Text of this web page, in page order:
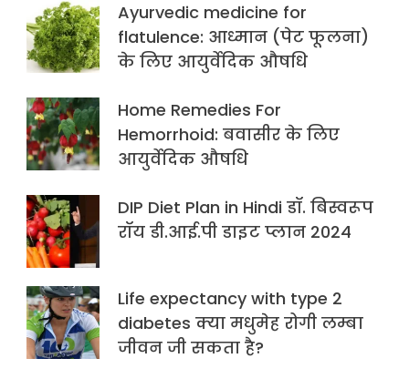
Ayurvedic medicine for
flatulence: आध्मान (पेट फूलना)
के लिए आयुर्वेदिक औषधि
Home Remedies For
Hemorrhoid: बवासीर के लिए
आयुर्वेदिक औषधि
DIP Diet Plan in Hindi डॉ. बिस्वरूप
रॉय डी.आई.पी डाइट प्लान 2024
Life expectancy with type 2
diabetes क्या मधुमेह रोगी लम्बा
जीवन जी सकता है?